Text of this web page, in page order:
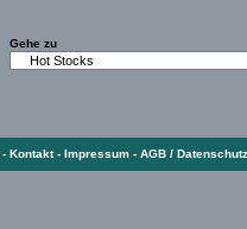
Gehe zu
- Kontakt- Impressum - AGB / Datenschutz